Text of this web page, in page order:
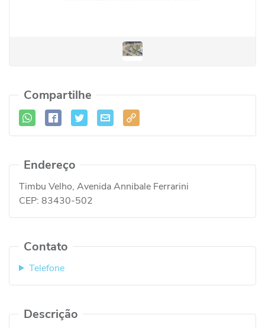
Compartilhe
Endereço
Timbu Velho, Avenida Annibale Ferrarini
CEP: 83430-502
Contato
Telefone
Descrição